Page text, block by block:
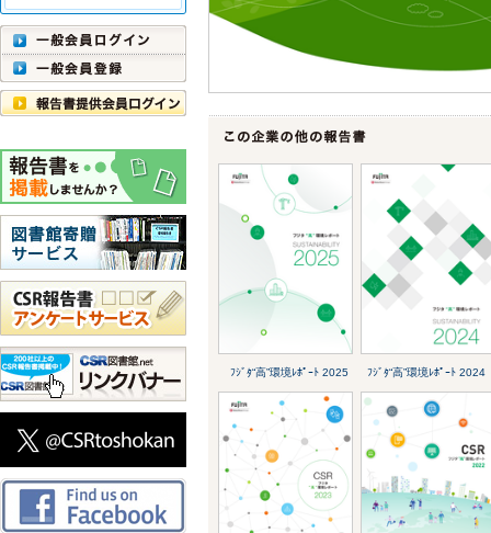
ﾌｼﾞﾀ“高”環境ﾚﾎﾟｰﾄ 2025 ﾌｼﾞﾀ“高”環境ﾚﾎﾟｰﾄ 2024